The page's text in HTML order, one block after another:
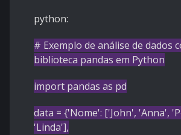
python:
# Exemplo de análise de dados
biblioteca pandas em Python
import pandas as pd
data = {'Nome': ['John', 'Anna',
'Linda'],